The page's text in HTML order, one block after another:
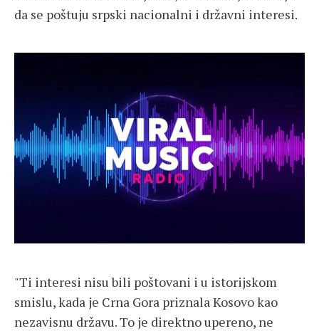
da se poštuju srpski nacionalni i državni interesi.
"Ti interesi nisu bili poštovani i u istorijskom
smislu, kada je Crna Gora priznala Kosovo kao
nezavisnu državu. To je direktno upereno, ne